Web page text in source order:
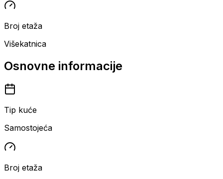
Broj etaža
Višekatnica
Osnovne informacije
Tip kuće
Samostojeća
Broj etaža